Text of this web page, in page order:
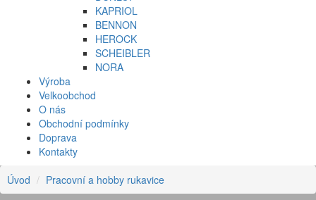
KAPRIOL
BENNON
HEROCK
SCHEIBLER
NORA
Výroba
Velkoobchod
O nás
Obchodní podmínky
Doprava
Kontakty
Úvod
Pracovní a hobby rukavice